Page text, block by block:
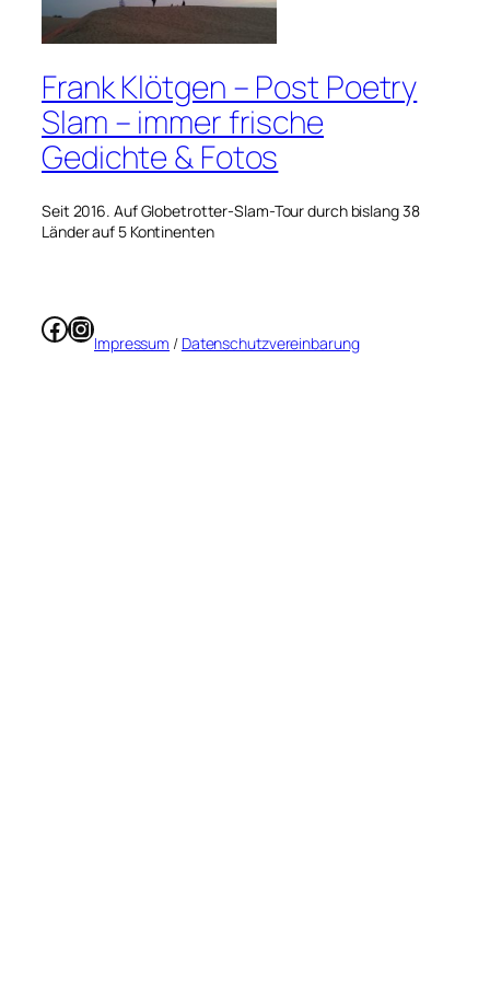
Frank Klötgen – Post Poetry
Slam – immer frische
Gedichte & Fotos
Seit 2016. Auf Globetrotter-Slam-Tour durch bislang 38
Länder auf 5 Kontinenten
Facebook
Instagram
Impressum / Datenschutzvereinbarung